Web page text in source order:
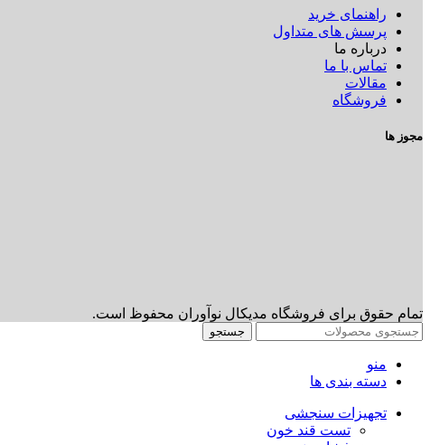
راهنمای خرید
پرسش های متداول
درباره ما
تماس با ما
مقالات
فروشگاه
مجوز ها
تمام حقوق برای فروشگاه مدیکال نوآوران محفوظ است.
جستجو
منو
دسته بندی ها
تجهیزات سنجشی
تست قند خون